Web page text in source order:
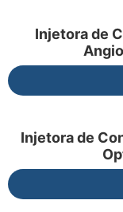
Injetora de
Injetora de